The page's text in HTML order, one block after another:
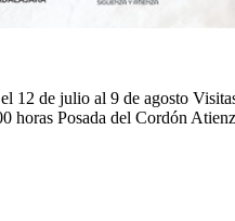
12 de julio al 9 de agosto
horas Posada del Cordón